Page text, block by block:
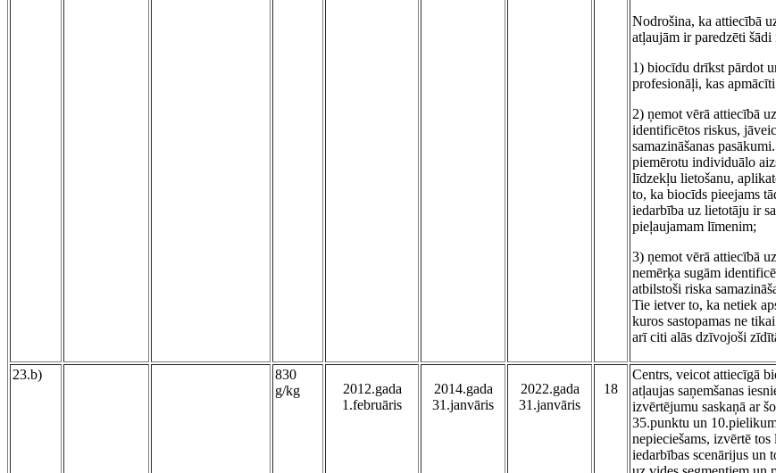
Nodrošina, ka attiecībā
atļaujām ir paredzēti šādi
1) biocīdu drīkst pārdot
profesionāļi, kas
2) ņemot vērā attiecībā
identificētos riskus,
samazināšanas
piemērotu individuālo
līdzekļu lietošanu,
to, ka biocīds pieejams
iedarbība uz lietotāju ir
pieļaujamam līmenim;
3) ņemot vērā attiecībā
nemērķa sugām
atbilstoši riska
Tie ietver to, ka netiek
kuros sastopamas ne
arī citi alās dzīvojoši
23.b)
830
g/kg
2012.gada
1.februāris
2014.gada
31.janvāris
2022.gada
31.janvāris
18
Centrs, veicot attiecīgā
atļaujas saņemšanas
izvērtējumu saskaņā ar
35.punktu un
nepieciešams, izvērtē
iedarbības scenārijus un